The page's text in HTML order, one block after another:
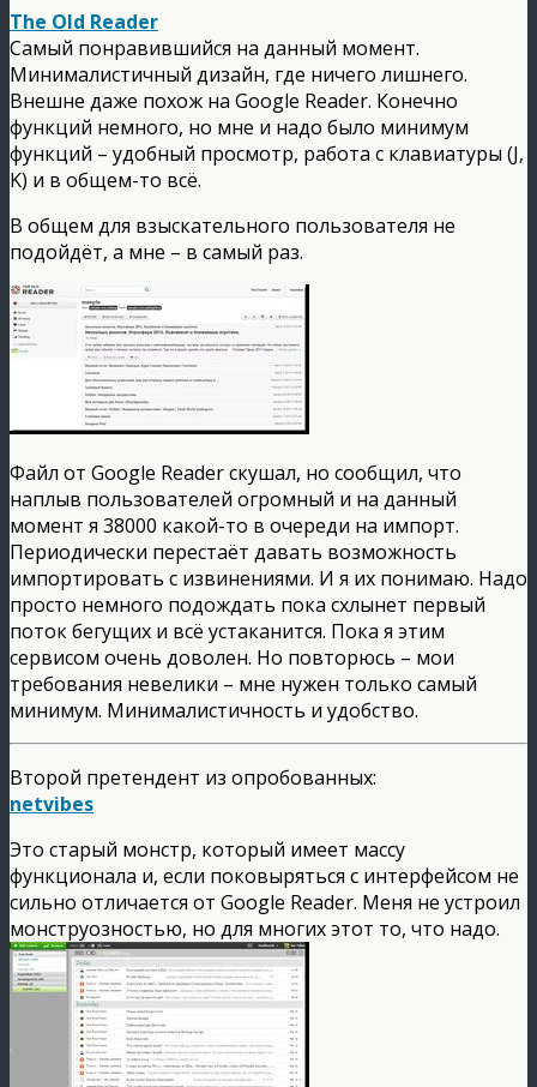
The Old Reader
Самый понравившийся на данный момент.
Минималистичный дизайн, где ничего лишнего.
Внешне даже похож на Google Reader. Конечно
функций немного, но мне и надо было минимум
функций – удобный просмотр, работа с клавиатуры (J,
K) и в общем-то всё.
В общем для взыскательного пользователя не
подойдёт, а мне – в самый раз.
Файл от Google Reader скушал, но сообщил, что
наплыв пользователей огромный и на данный
момент я 38000 какой-то в очереди на импорт.
Периодически перестаёт давать возможность
импортировать с извинениями. И я их понимаю. Надо
просто немного подождать пока схлынет первый
поток бегущих и всё устаканится. Пока я этим
сервисом очень доволен. Но повторюсь – мои
требования невелики – мне нужен только самый
минимум. Минималистичность и удобство.
Второй претендент из опробованных:
netvibes
Это старый монстр, который имеет массу
функционала и, если поковыряться с интерфейсом не
сильно отличается от Google Reader. Меня не устроил
монструозностью, но для многих этот то, что надо.